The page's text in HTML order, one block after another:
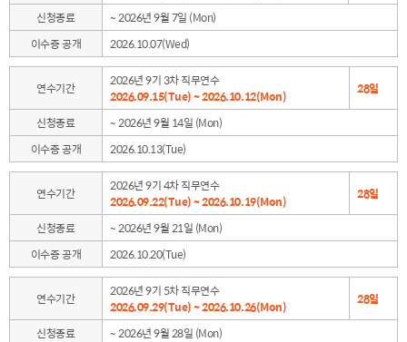
신청종료
~ 2026년 9월 7일 (Mon)
이수증 공개
2026.10.07(Wed)
연수기간
2026년 9기 3차 직무연수
2026.09.15(Tue) ~ 2026.10.12(Mon)
28일
신청종료
~ 2026년 9월 14일 (Mon)
이수증 공개
2026.10.13(Tue)
연수기간
2026년 9기 4차 직무연수
2026.09.22(Tue) ~ 2026.10.19(Mon)
28일
신청종료
~ 2026년 9월 21일 (Mon)
이수증 공개
2026.10.20(Tue)
연수기간
2026년 9기 5차 직무연수
2026.09.29(Tue) ~ 2026.10.26(Mon)
28일
신청종료
~ 2026년 9월 28일 (Mon)